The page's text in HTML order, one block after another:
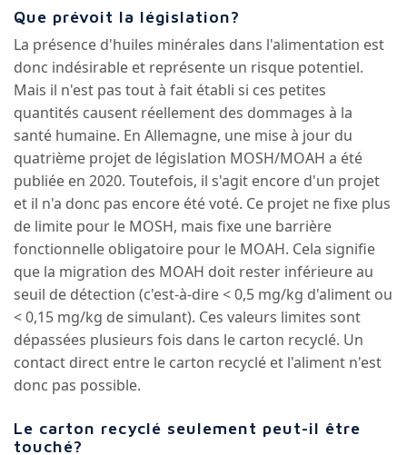
Que prévoit la législation?
La présence d'huiles minérales dans l'alimentation est
donc indésirable et représente un risque potentiel.
Mais il n'est pas tout à fait établi si ces petites
quantités causent réellement des dommages à la
santé humaine. En Allemagne, une mise à jour du
quatrième projet de législation MOSH/MOAH a été
publiée en 2020. Toutefois, il s'agit encore d'un projet
et il n'a donc pas encore été voté. Ce projet ne fixe plus
de limite pour le MOSH, mais fixe une barrière
fonctionnelle obligatoire pour le MOAH. Cela signifie
que la migration des MOAH doit rester inférieure au
seuil de détection (c'est-à-dire < 0,5 mg/kg d'aliment ou
< 0,15 mg/kg de simulant). Ces valeurs limites sont
dépassées plusieurs fois dans le carton recyclé. Un
contact direct entre le carton recyclé et l'aliment n'est
donc pas possible.
Le carton recyclé seulement peut-il être
touché?